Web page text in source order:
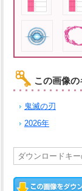
この画像
鬼滅の刃
2026年